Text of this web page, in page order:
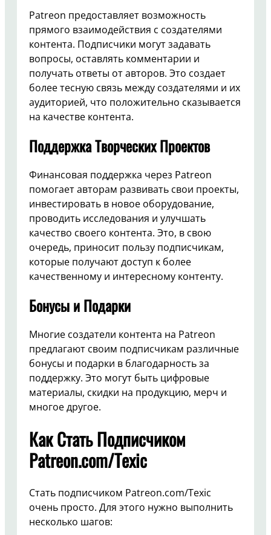
Patreon предоставляет возможность
прямого взаимодействия с создателями
контента. Подписчики могут задавать
вопросы, оставлять комментарии и
получать ответы от авторов. Это создает
более тесную связь между создателями и их
аудиторией, что положительно сказывается
на качестве контента.
Поддержка Творческих Проектов
Финансовая поддержка через Patreon
помогает авторам развивать свои проекты,
инвестировать в новое оборудование,
проводить исследования и улучшать
качество своего контента. Это, в свою
очередь, приносит пользу подписчикам,
которые получают доступ к более
качественному и интересному контенту.
Бонусы и Подарки
Многие создатели контента на Patreon
предлагают своим подписчикам различные
бонусы и подарки в благодарность за
поддержку. Это могут быть цифровые
материалы, скидки на продукцию, мерч и
многое другое.
Как Стать Подписчиком
Patreon.com/Texic
Стать подписчиком Patreon.com/Texic
очень просто. Для этого нужно выполнить
несколько шагов: